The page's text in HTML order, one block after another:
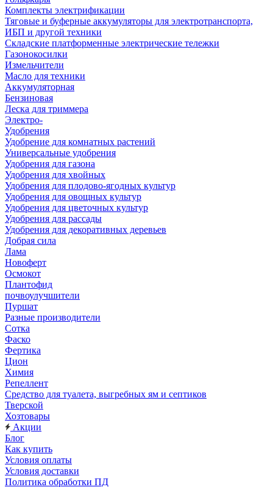
Комплекты электрификации
Тяговые и буферные аккумуляторы для электротранспорта,
ИБП и другой техники
Складские платформенные электрические тележки
Газонокосилки
Измельчители
Масло для техники
Аккумуляторная
Бензиновая
Леска для триммера
Электро-
Удобрения
Удобрение для комнатных растений
Универсальные удобрения
Удобрения для газона
Удобрения для хвойных
Удобрения для плодово-ягодных культур
Удобрения для овощных культур
Удобрения для цветочных культур
Удобрения для рассады
Удобрения для декоративных деревьев
Добрая сила
Лама
Новоферт
Осмокот
Плантофид
почвоулучшители
Пуршат
Разные производители
Сотка
Фаско
Фертика
Цион
Химия
Репеллент
Средство для туалета, выгребных ям и септиков
Тверской
Хозтовары
Акции
Блог
Как купить
Условия оплаты
Условия доставки
Политика обработки ПД